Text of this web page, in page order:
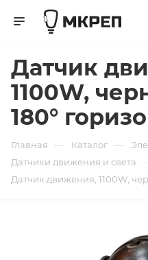
Датчик
1100W,
180°
Главная — Каталог —
Датчики движения и света
Датчик движения, 1100W,